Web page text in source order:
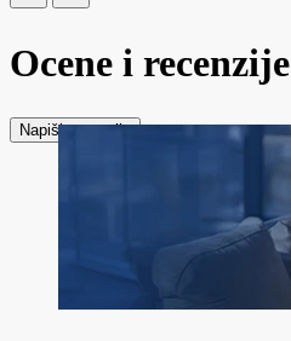
Ocene i recenzije
Napiši recenziju